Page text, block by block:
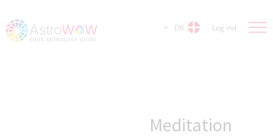
DK Log ind
Meditation